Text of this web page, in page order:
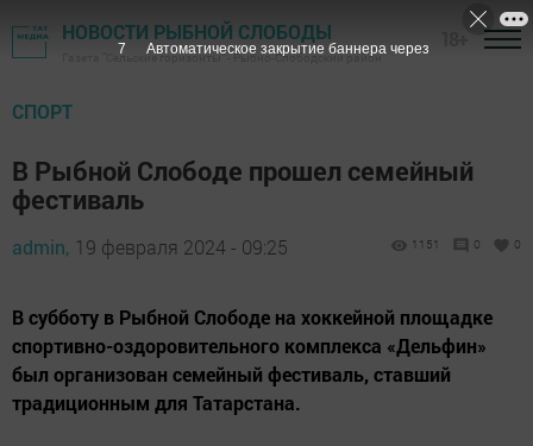
НОВОСТИ РЫБНОЙ СЛОБОДЫ
Газета "Сельские горизонты" - Рыбно-Слободский район
СПОРТ
В Рыбной Слободе прошел семейный
фестиваль
admin, 19 февраля 2024 - 09:25 1151 0 0
В субботу в Рыбной Слободе на хоккейной площадке
спортивно-оздоровительного комплекса «Дельфин»
был организован семейный фестиваль, ставший
традиционным для Татарстана.
5 Автоматическое закрытие баннера через